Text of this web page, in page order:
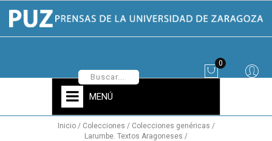
0
MENÚ
Inicio Colecciones
Colecciones genéricas
Larumbe. Textos Aragoneses